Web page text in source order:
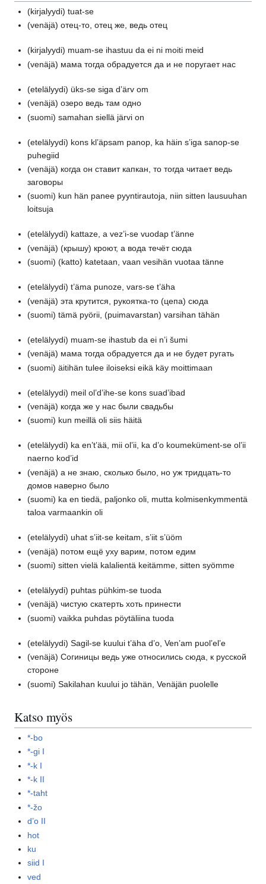
(kirjalyydi)tuat-se
(venäjä)отец-то, отец же, ведь отец
(kirjalyydi) muam-se ihastuu da ei ni moiti meid
(venäjä) мама тогда обрадуется да и не поругает нас
(etelälyydi) üks-se siga d’ärv om
(venäjä)озеро ведь там одно
(suomi)samahan siellä järvi on
(etelälyydi) kons kl’äpsam panop, ka häin s’iga sanop-se
puhegiid
(venäjä) когда он ставит капкан, то тогда читает ведь
заговоры
(suomi) kun hän panee pyyntirautoja, niin sitten lausuuhan
loitsuja
(etelälyydi) kattaze, a vez’i-se vuodap t’änne
(venäjä)(крышу) кроют, а вода течёт сюда
(suomi)(katto) katetaan, vaan vesihän vuotaa tänne
(etelälyydi)t’äma punoze, vars-se t’äha
(venäjä)эта крутится, рукоятка-то (цепа) сюда
(suomi)tämä pyörii, (puimavarstan) varsihan tähän
(etelälyydi) muam-se ihastub da ei n’i šumi
(venäjä) мама тогда обрадуется да и не будет ругать
(suomi)äitihän tulee iloiseksi eikä käy moittimaan
(etelälyydi) meil ol’d’ihe-se kons suad’ibad
(venäjä) когда же у нас были свадьбы
(suomi) kun meillä oli siis häitä
(etelälyydi) ka en’t’ää, mii ol’ii, ka d’o koumeküment-se ol’ii
naerno kod’id
(venäjä)а не знаю, сколько было, но уж тридцать-то
домов наверно было
(suomi) ka en tiedä, paljonko oli, mutta kolmisenkymmentä
taloa varmaankin oli
(etelälyydi) uhat s’iit-se keitam, s’iit s’üöm
(venäjä) потом ещё уху варим, потом едим
(suomi)sitten vielä kalalientä keitämme, sitten syömme
(etelälyydi) puhtas pühkim-se tuoda
(venäjä)чистую скатерть хоть принести
(suomi)vaikka puhdas pöytäliina tuoda
(etelälyydi)Sagil-se kuului t’äha d’o, Ven’am puol’el’e
(venäjä)Согиницы ведь уже относились сюда, к русской
стороне
(suomi)Sakilahan kuului jo tähän, Venäjän puolelle
Katso myös
*-bo
*-gi I
*-k I
*-k II
*-taht
*-žo
d’o II
hot
ku
siid I
ved